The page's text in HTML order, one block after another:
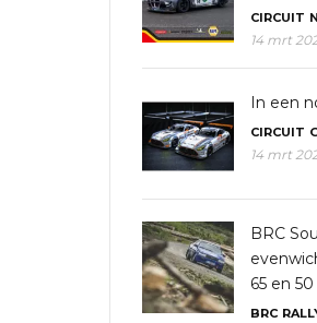
CIRCUIT
14 mrt
In een
CIRCUIT
14 mrt
BRC
65 en 50
BRC